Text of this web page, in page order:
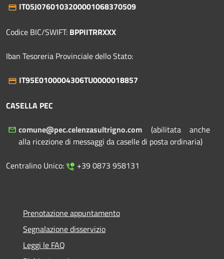
IT05J0760103200001068370509
Codice BIC/SWIFT: BPPIITRRXXX
Iban Tesoreria Provinciale dello Stato:
IT95E0100004306TU0000018857
CASELLA PEC
comune@pec.celenzasultrigno.com (abilitata anche
alla ricezione di messaggi da caselle di posta ordinaria)
Centralino Unico:
+39 0873 958131
Prenotazione appuntamento
Segnalazione disservizio
Leggi le FAQ